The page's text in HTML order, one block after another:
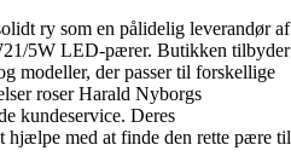
ry som en pålidelig leverandør af
5W LED-pærer. Butikken tilbyder
modeller, der passer til forskellige
roser Harald Nyborgs
kundeservice. Deres
hjælpe med at finde den rette pære til